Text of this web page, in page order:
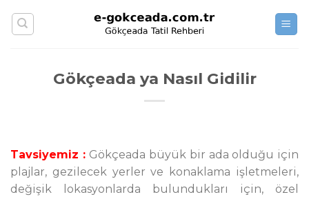
Gökçeada ya Nasıl Gidilir
Tavsiyemiz : Gökçeada büyük bir ada olduğu için
plajlar, gezilecek yerler ve konaklama işletmeleri,
değişik lokasyonlarda bulundukları için, özel